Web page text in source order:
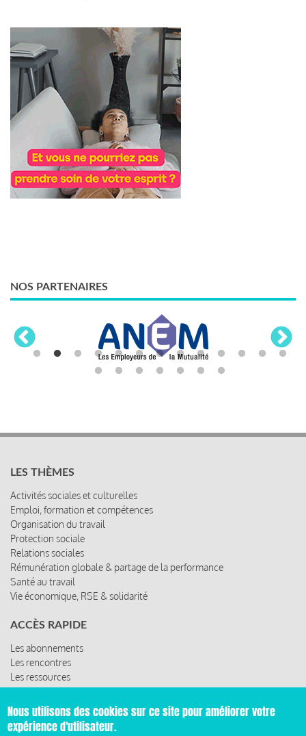
NOS PARTENAIRES
LES THÈMES
Activités sociales et culturelles
Emploi, formation et compétences
Organisation du travail
Protection sociale
Relations sociales
Rémunération globale & partage de la performance
Santé au travail
Vie économique, RSE & solidarité
ACCÈS RAPIDE
Les abonnements
Les rencontres
Les ressources
© 2019 Miroir Social - Réalisé par
Nous utilisons des cookies sur ce site pour améliorer votre
expérience d'utilisateur.